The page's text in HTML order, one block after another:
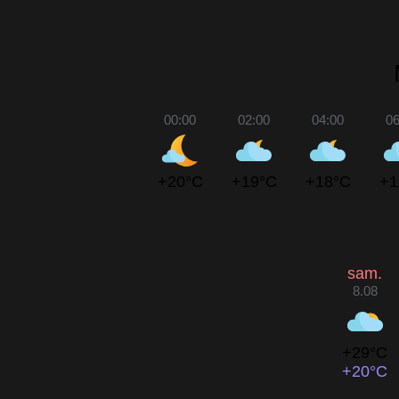
00:00
+20°C
02:00
+19°C
04:00
+18°C
sam.
8.08
+29°C
+20°C